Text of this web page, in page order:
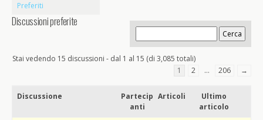
Preferiti
Discussioni preferite
Stai vedendo 15 discussioni - dal 1 al 15 (di 3,085 totali)
1
2 … 206 →
Discussione
Partecip
anti
Articoli
Ultimo
articolo